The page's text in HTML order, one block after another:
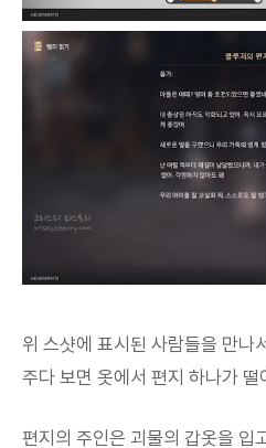
위 스샷에 표시된 사람들을 만나
주다 보면 옷에서 편지 하나가 떨
편지의 주인은 괴물의 갑옷을 입